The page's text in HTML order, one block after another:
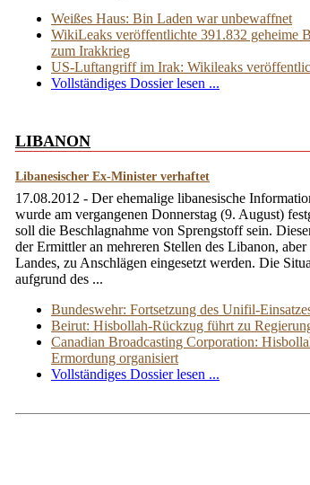
Weißes Haus: Bin Laden war unbewaffnet
WikiLeaks veröffentlichte 391.832 geheime
zum Irakkrieg
US-Luftangriff im Irak: Wikileaks
Vollständiges Dossier lesen ...
LIBANON
Libanesischer Ex-Minister verhaftet
17.08.2012 - Der ehemalige libanesische
wurde am vergangenen Donnerstag (9. August)
soll die Beschlagnahme von Sprengstoff sein.
der Ermittler an mehreren Stellen des Libanon,
Landes, zu Anschlägen eingesetzt werden. Die
aufgrund des ...
Bundeswehr: Fortsetzung des Unifil-
Beirut: Hisbollah-Rückzug führt zu
Canadian Broadcasting Corporation:
Ermordung organisiert
Vollständiges Dossier lesen ...